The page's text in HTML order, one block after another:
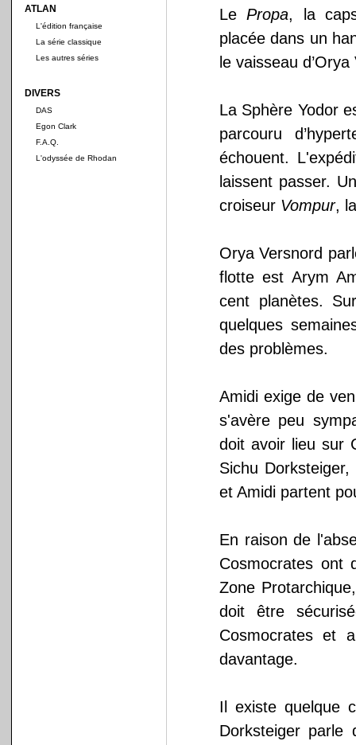
ATLAN
L'édition française
La série classique
Les autres séries
DIVERS
DAS
Egon Clark
F.A.Q.
L'odyssée de Rhodan
LePropa, la
placée dans un
le vaisseau
La Sphère Yodor
parcouru
échouent.
laissent passer.
croiseur Vompur,
Orya Versnord
flotte est Arym
cent planètes.
quelques
des problèmes.
Amidi exige de
s'avère peu
doit avoir lieu sur
Sichu
et Amidi partent
En raison de
Cosmocrates ont
Zone
doit être
Cosmocrates et
davantage.
Il existe quelque
Dorksteiger parle